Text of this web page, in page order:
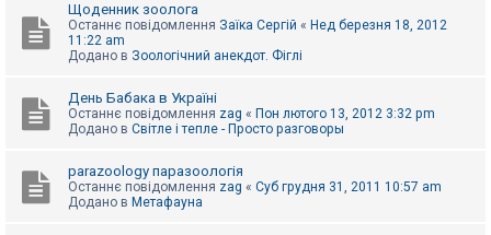
Щоденник зоолога
Останнє повідомлення Заїка Сергій « Нед березня 18, 2012
11:22 am
Додано в Зоологічний анекдот. Фіглі
День Бабака в Україні
Останнє повідомлення zag « Пон лютого 13, 2012 3:32 pm
Додано в Світле і тепле - Просто разговоры
parazoology паразоологія
Останнє повідомлення zag « Суб грудня 31, 2011 10:57 am
Додано в Метафауна